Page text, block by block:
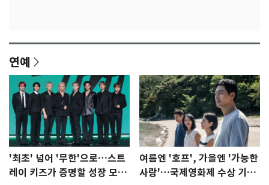
연예
'최초' 넘어 '무한'으로…스트
레이 키즈가 증명할 성장 모멘
여름엔 '호프', 가을엔 '가능한
사랑'…국제영화제 수상 기대